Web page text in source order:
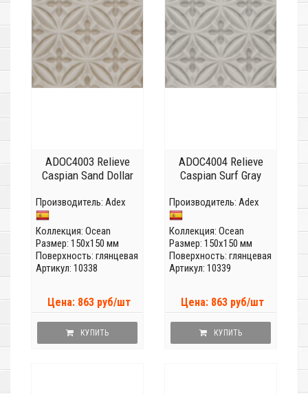
ADOC4003 Relieve
Caspian Sand Dollar
Производитель: Adex
Коллекция: Ocean
Размер: 150x150 мм
Поверхность: глянцевая
Артикул: 10338
Цена: 863 руб/шт
КУПИТЬ
ADOC4004 Relieve
Caspian Surf Gray
Производитель: Adex
Коллекция: Ocean
Размер: 150x150 мм
Поверхность: глянцевая
Артикул: 10339
Цена: 863 руб/шт
КУПИТЬ